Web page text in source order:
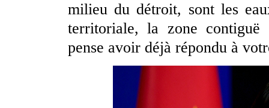
milieu du détroit, sont les
territoriale, la zone contiguë
pense avoir déjà répondu à